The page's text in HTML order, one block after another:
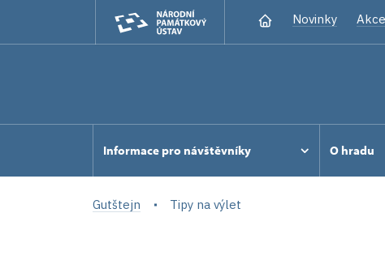
Novinky Akce
Informace pro návštěvníky O hradu
Gutštejn Tipy na výlet